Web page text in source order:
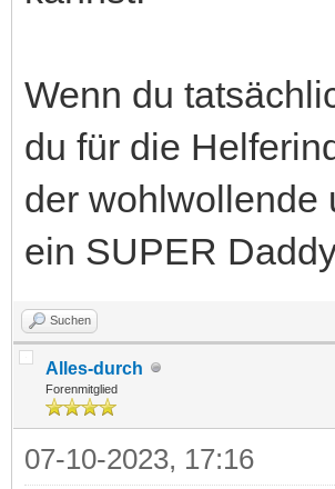
Wenn du
du für die
der wohlwollende
ein SUPER
Suchen
Alles-durch
Forenmitglied
07-10-2023, 17:16